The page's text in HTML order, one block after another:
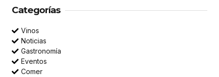
Categorías
Vinos
Noticias
Gastronomía
Eventos
Comer